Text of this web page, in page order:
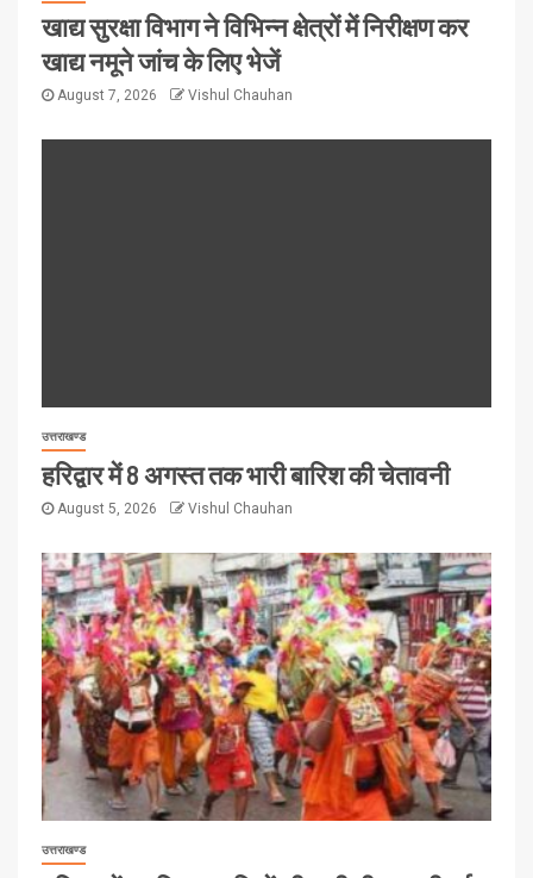
खाद्य सुरक्षा विभाग ने विभिन्न क्षेत्रों में निरीक्षण कर
खाद्य नमूने जांच के लिए भेजें
August 7, 2026 Vishul Chauhan
उत्तराखण्ड
हरिद्वार में 8 अगस्त तक भारी बारिश की चेतावनी
August 5, 2026 Vishul Chauhan
उत्तराखण्ड